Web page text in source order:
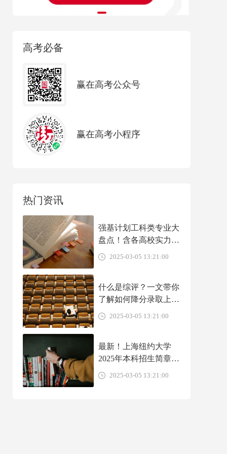
高考必备
赢在高考公众号
赢在高考小程序
热门资讯
强基计划工科类专业大
盘点！含各高校实力、
就业前景、转段出路介
2025-03-05 13:21:00
什么是综评？一文带你
了解如何降分录取上名
校
2025-03-05 13:21:00
最新！上海纽约大学
2025年本科招生简章
（中国大陆学生）
2025-03-05 13:21:00